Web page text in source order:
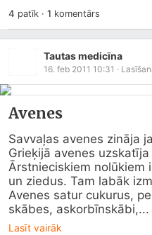
4 patīk ·1 komentārs
Tautas medicīna
16. feb 2011 10:31 ·
Avenes
Savvaļas avenes zināja
Grieķijā avenes
Ārstnieciskiem nolūkiem
un ziedus. Tam labāk
Avenes satur cukurus,
skābes, askorbīnskābi,...
Lasīt vairāk